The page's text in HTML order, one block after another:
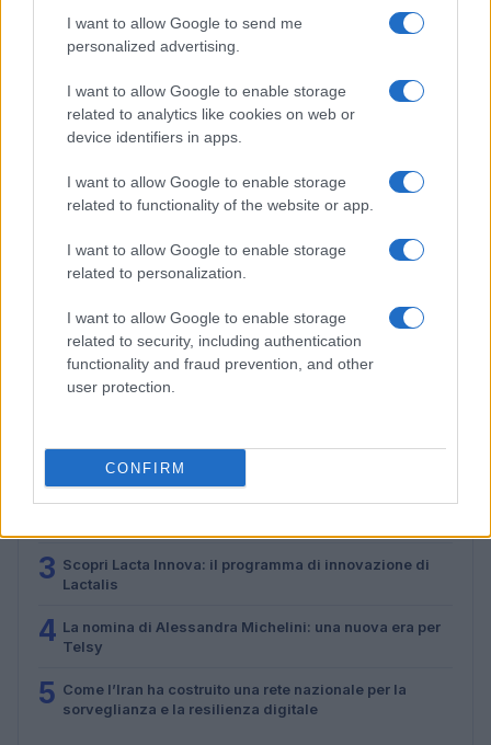
I want to allow Google to send me
personalized advertising.
I want to allow Google to enable storage
related to analytics like cookies on web or
device identifiers in apps.
I want to allow Google to enable storage
related to functionality of the website or app.
I want to allow Google to enable storage
related to personalization.
I want to allow Google to enable storage
related to security, including authentication
functionality and fraud prevention, and other
user protection.
CONFIRM
Cosa cambia a Trieste dopo la pronuncia della Corte
europea sulla prelazione nei project financing
PIÙ LETTI
1
rimettono capitale
2 Cosa cambia a Trieste dopo la pronuncia della Corte
3 Scopri Lacta Innova: il programma di innovazione di
Lactalis
4 La nomina di Alessandra Michelini: una nuova era per
Telsy
5 Come l’Iran ha costruito una rete nazionale per la
sorveglianza e la resilienza digitale